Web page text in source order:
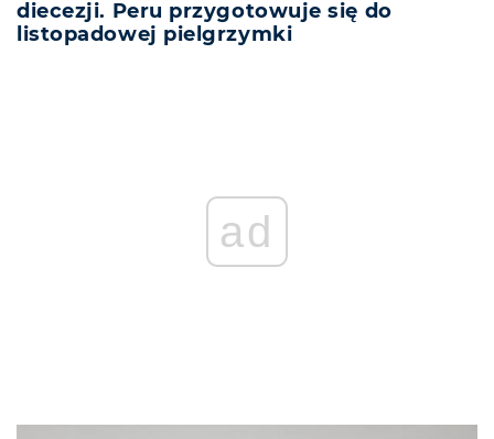
diecezji. Peru przygotowuje się do
listopadowej pielgrzymki
ad